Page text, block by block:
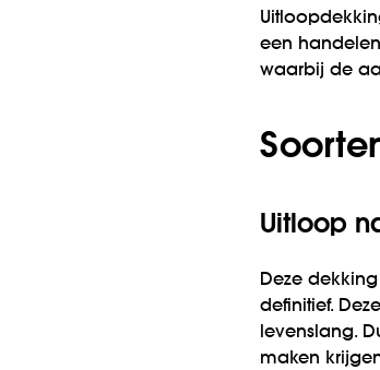
een
waarbij de
Uitloop
Deze
definitief.
levenslang.
maken